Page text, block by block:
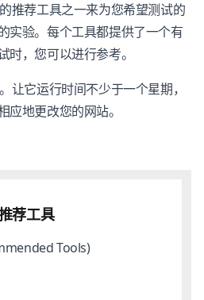
推荐工具之一来为您希望测试的
实验。每个工具都提供了一个有
时，您可以进行参考。
它运行时间不少于一个星期，
应地更改您的网站。
荐工具
Tools)